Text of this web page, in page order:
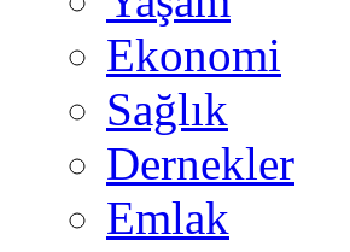
Ekonomi
Sağlık
Dernekler
Emlak